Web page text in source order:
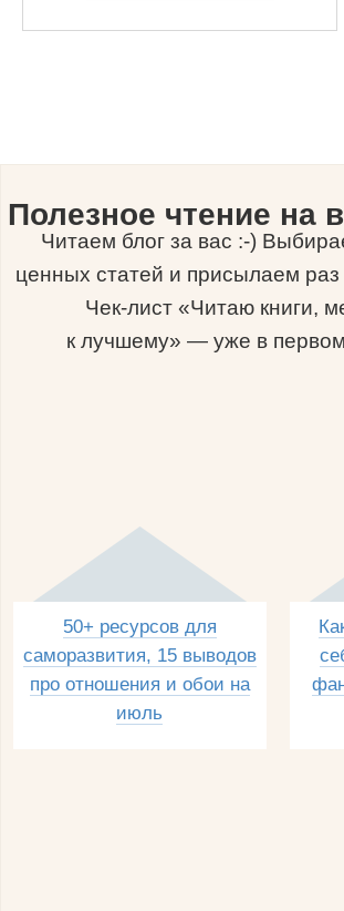
Полезное чтение на
Читаем блог за вас :-)
ценных статей и присылаем раз
Чек-лист «Читаю книги,
к лучшему» — уже в
50+ ресурсов для
саморазвития, 15 выводов
про отношения и обои на
июль